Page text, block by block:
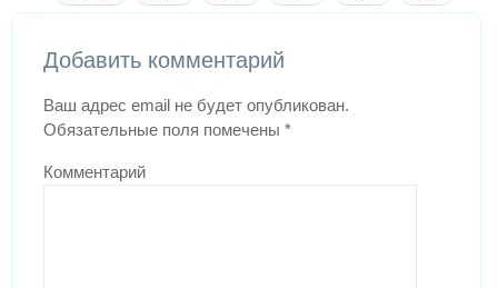
Добавить комментарий
Ваш адрес email не будет опубликован.
Обязательные поля помечены *
Комментарий